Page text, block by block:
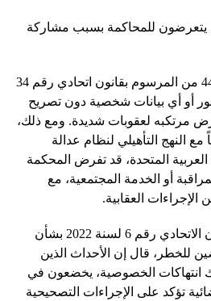
يتعرضون للمحاكمة بسبب مشاركة
وأوضح أنه بموجب المادة 44 من المرسوم بقانون اتحادي رقم 34
الصور أو أي بيانات شخصية دون تصريح
مرتكبه لعقوبات شديدة. ومع ذلك،
مع النهج التأهيلي لنظام عدالة
العربية المتحدة، قد تفرض المحكمة
أو الخدمة المجتمعية، مع
الإجراءات العقابية.
وفي معرض شرحه للقانون الاتحادي رقم 6 لسنة 2022 بشأن
للخطر، قال إن الأحداث الذين
انتهاكات الخصوصية، يخضعون في
تؤكد على الإجراءات التصحيحية